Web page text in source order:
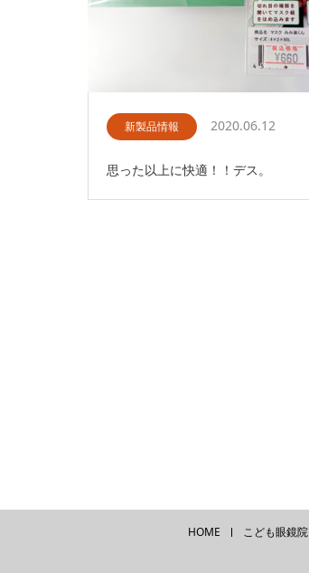
新製品情報 2020.06.12
思った以上に快適！！デス。
HOME こども眼鏡院